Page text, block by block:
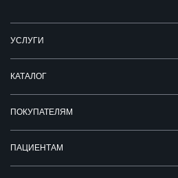
УСЛУГИ
КАТАЛОГ
ПОКУПАТЕЛЯМ
ПАЦИЕНТАМ